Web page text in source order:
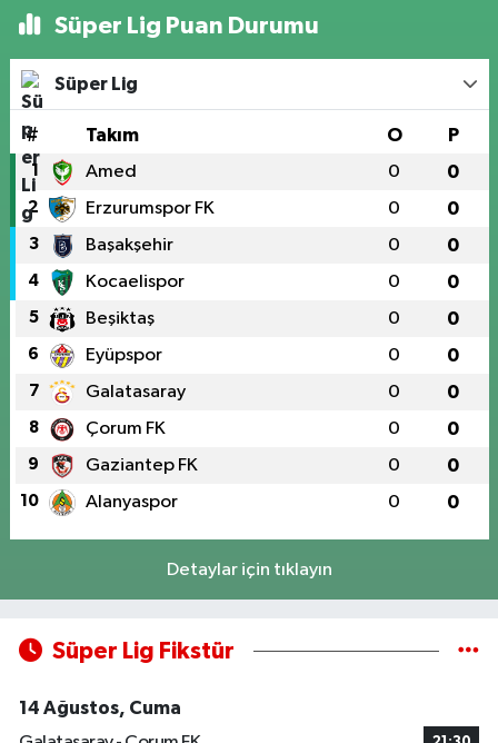
Süper Lig Puan Durumu
Süper Lig
# Takım O P
1 Amed 0 0
2 Erzurumspor FK 0 0
3 Başakşehir 0 0
4 Kocaelispor 0 0
5 Beşiktaş 0 0
6 Eyüpspor 0 0
7 Galatasaray 0 0
8 Çorum FK 0 0
9 Gaziantep FK 0 0
10 Alanyaspor 0 0
Detaylar için tıklayın
Süper Lig Fikstür
14 Ağustos, Cuma